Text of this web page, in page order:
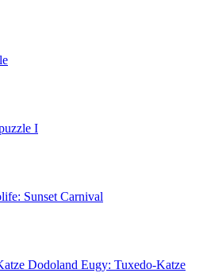
I
Sunset Carnival
Dodoland Eugy: Tuxedo-Katze